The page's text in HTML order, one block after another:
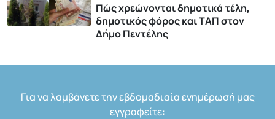
Πώς χρεώνονται δημοτικά τέλη,
δημοτικός φόρος και ΤΑΠ στον
Δήμο Πεντέλης
Για να λαμβάνετε την εβδομαδιαία ενημέρωσή μας
εγγραφείτε: